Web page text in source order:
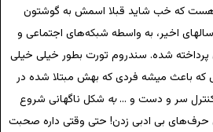
که خب شاید قبلا اسمش به گوشتون
اخیر، به واسطه شبکه‌های اجتماعی و
پرداخته شده. سندروم تورت بطور خیلی خیلی
باعث میشه فردی که بهش مبتلا شده در
کنترل سر و دست و …به شکل ناگهانی شروع
حرف‌های بی ادبی زدن! حتی وقتی داره صحبت